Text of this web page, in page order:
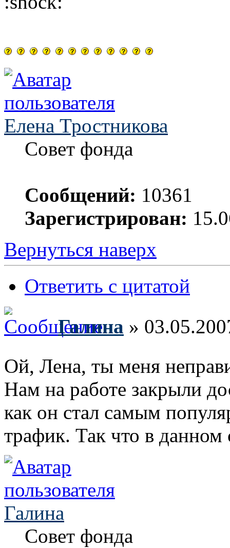
Елена Тростникова
Совет фонда
Сообщений: 10361
Зарегистрирован:
Вернуться наверх
Ответить с цитатой
Галина »
Ой, Лена, ты меня
Нам на работе закрыли
как он стал самым
трафик. Так что в
Галина
Совет фонда